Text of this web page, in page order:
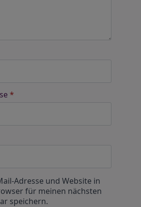
*
Adresse und Website in
für meinen nächsten
speichern.